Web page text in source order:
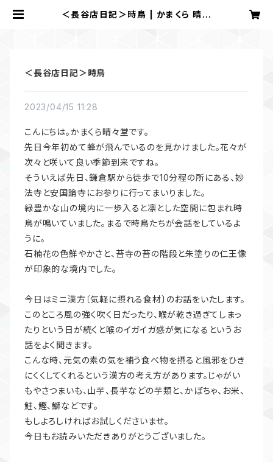
＜長谷店日記＞時鳥 | かまくら 晴々
＜長谷店日記＞時鳥
2023/04/15 11:28
こんにちは。かまくら晴々堂です。
先日今年初めて蜂が飛んでいるのを見かけました。花々が
次々と咲いて良い季節到来ですね。
そういえば先日、鎌倉駅から徒歩で10分程の所にある、妙
法寺と安国論寺にお参りに行ってまいりました。
緑豊かな山の境内に一歩入ると凛とした空間に包まれ時
鳥が鳴いていました。まるで時鳥たちが会話をしているよ
うに。
石楠花の色鮮やかさと、苔寺の苔の階段と朱塗りの仁王像
が印象的な境内でした。
今日はミニ漢方〔気軽に摂れる食材〕のお話をいたします。
このところ風の強く吹く日だったり、喉が乾き過ぎてしまっ
たりという日が続くと喉のイガイガ感が気になるというお
話をよく聞きます。
こんな時、元気の素の気を補う食べ物を摂ると風邪をひき
にくくしてくれるという漢方の考え方があります。じゃがい
もやさつまいも、山芋、長芋などの芋類と、かぼちゃ、お米、
鮭、鰹、鰤などです。
もしよろしければお試しくださいませ。
今日もお読みいただきありがとうございました。